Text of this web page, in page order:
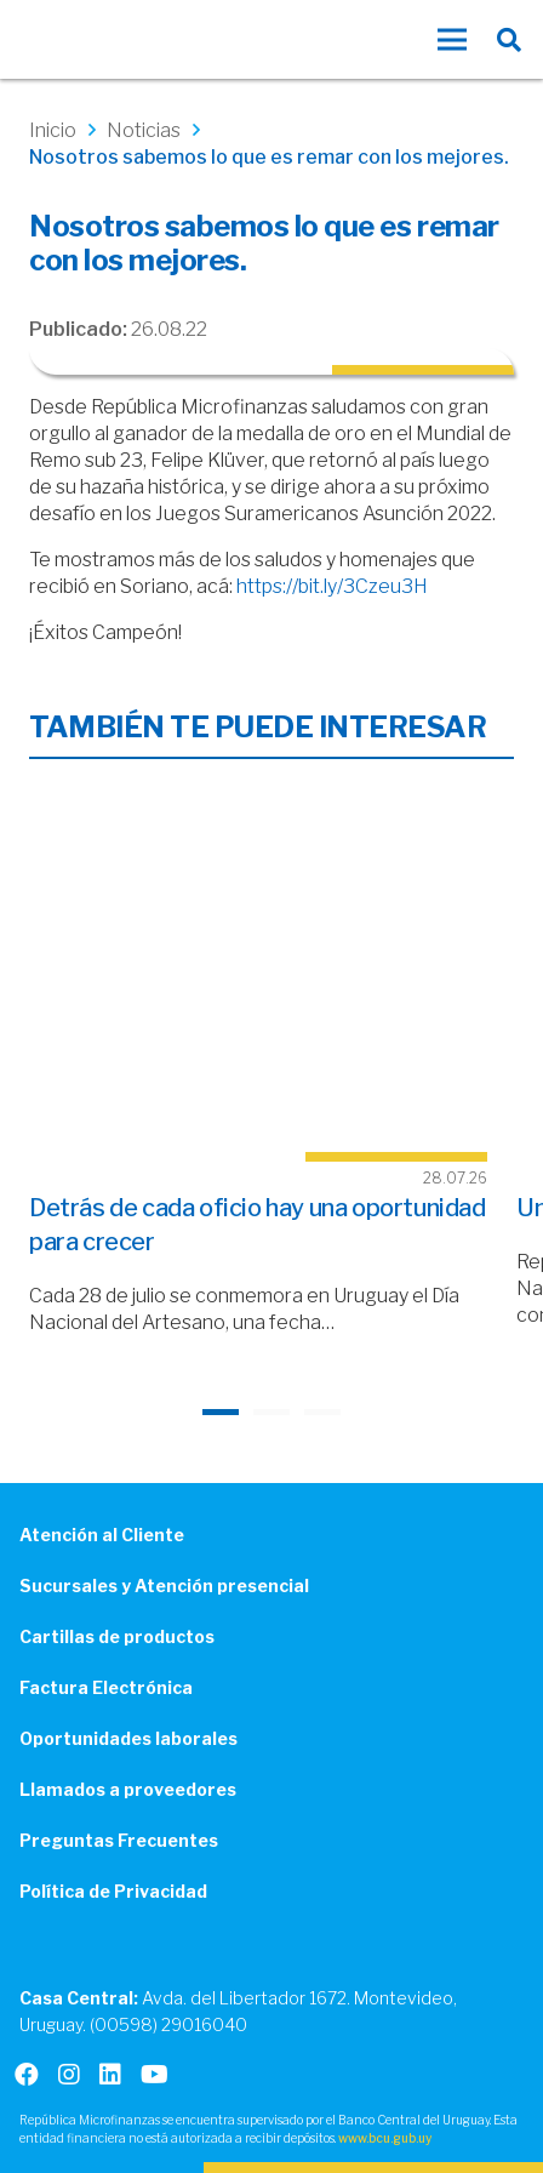
Inicio
Noticias
Nosotros sabemos lo que es remar con los mejores.
Nosotros sabemos lo que es remar
con los mejores.
Publicado: 26.08.22
Desde República Microfinanzas saludamos con gran
orgullo al ganador de la medalla de oro en el Mundial de
Remo sub 23, Felipe Klüver, que retornó al país luego
de su hazaña histórica, y se dirige ahora a su próximo
desafío en los Juegos Suramericanos Asunción 2022.
Te mostramos más de los saludos y homenajes que
recibió en Soriano, acá: https://bit.ly/3Czeu3H
¡Éxitos Campeón!
TAMBIÉN TE PUEDE INTERESAR
28.07.26
Detrás de cada oficio hay una oportunidad
para crecer
Cada 28 de julio se conmemora en Uruguay el Día
Nacional del Artesano, una fecha…
Atención al Cliente
Sucursales y Atención presencial
Cartillas de productos
Factura Electrónica
Oportunidades laborales
Llamados a proveedores
Preguntas Frecuentes
Política de Privacidad
Casa Central: Avda. del Libertador 1672. Montevideo,
Uruguay. (00598) 29016040
República Microfinanzas se encuentra supervisado por el Banco Central del Uruguay. Esta
entidad financiera no está autorizada a recibir depósitos. www.bcu.gub.uy